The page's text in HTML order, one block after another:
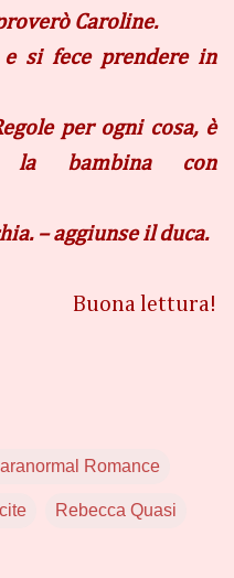
Caroline.
si fece prendere in
per ogni cosa, è
la bambina con
– aggiunse il duca.
Buona lettura!
Romance
Rebecca Quasi